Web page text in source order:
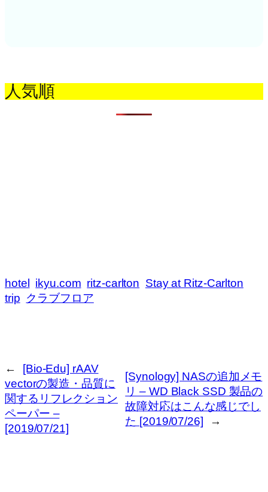
人気順
hotel ikyu.com ritz-carlton Stay at Ritz-Carlton
trip クラブフロア
←
[Bio-Edu] rAAV
vectorの製造・品質に
関するリフレクション
ペーパー –
[2019/07/21]
[Synology] NASの追加メモ
リ – WD Black SSD 製品の
故障対応はこんな感じでし
た [2019/07/26]
→